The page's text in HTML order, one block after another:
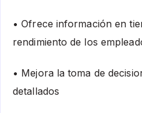
• Ofrece información en
rendimiento de los
• Mejora la toma de
detallados